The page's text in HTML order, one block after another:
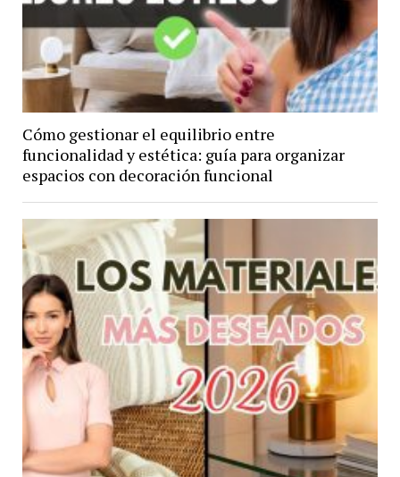
Cómo gestionar el equilibrio entre
funcionalidad y estética: guía para organizar
espacios con decoración funcional